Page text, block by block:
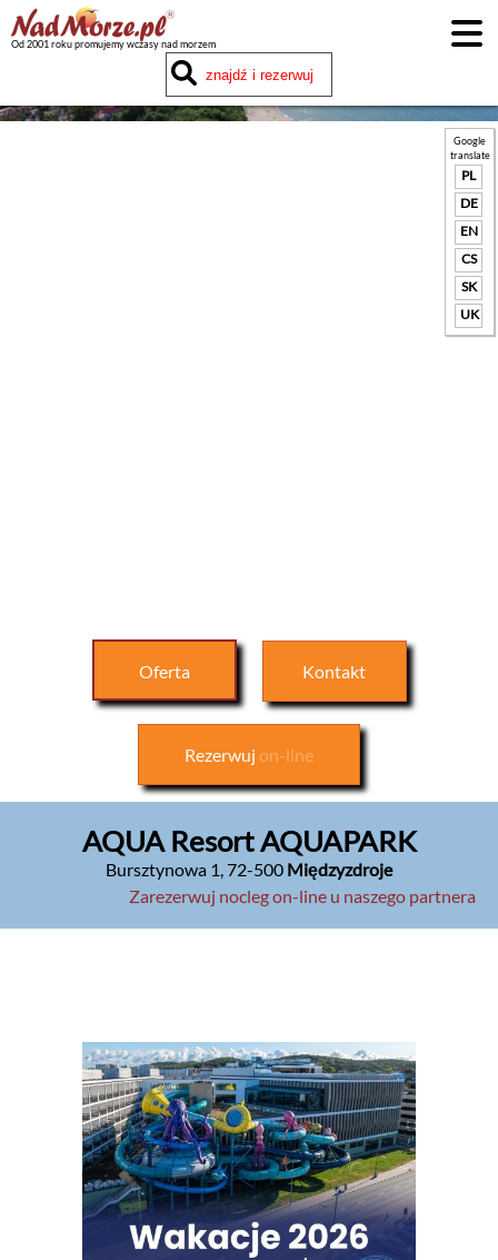
Od 2001 roku promujemy wczasy nad morzem
Google
translate
PL
DE
EN
CS
SK
UK
Oferta Kontakt
Rezerwuj on-line
AQUA Resort AQUAPARK
Bursztynowa 1,72-500 Międzyzdroje
Zarezerwuj nocleg on-line u naszego partnera